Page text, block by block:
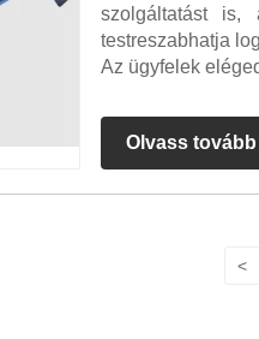
szolgáltatást
testreszabhatja
Az ügyfelek
Olvass tovább
<